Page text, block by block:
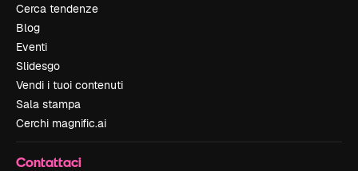
Cerca tendenze
Blog
Eventi
Slidesgo
Vendi i tuoi contenuti
Sala stampa
Cerchi magnific.ai
Contattaci